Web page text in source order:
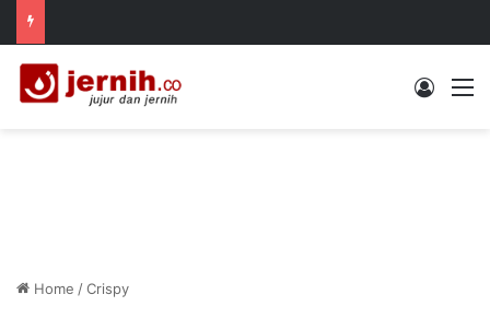
Log In
Home /Crispy